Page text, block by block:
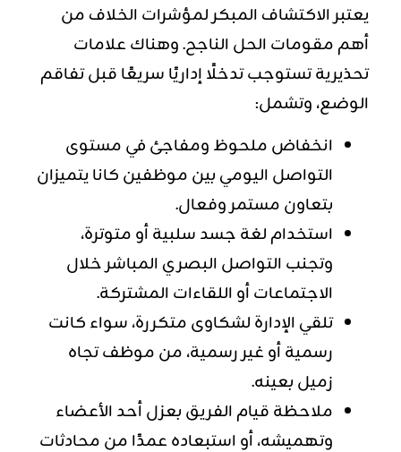
يعتبر الاكتشاف المبكر لمؤشرات الخلاف من
أهم مقومات الحل الناجح. وهناك علامات
تحذيرية تستوجب تدخلًا إداريًا سريعًا قبل تفاقم
الوضع، وتشمل:
انخفاض ملحوظ ومفاجئ في مستوى
التواصل اليومي بين موظفين كانا يتميزان
بتعاون مستمر وفعال.
استخدام لغة جسد سلبية أو متوترة،
وتجنب التواصل البصري المباشر خلال
الاجتماعات أو اللقاءات المشتركة.
تلقي الإدارة لشكاوى متكررة، سواء كانت
رسمية أو غير رسمية، من موظف تجاه
زميل بعينه.
ملاحظة قيام الفريق بعزل أحد الأعضاء
وتهميشه، أو استبعاده عمدًا من محادثات